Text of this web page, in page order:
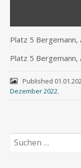
Platz 5
Platz 5
Published
Dezember 2022.
Suchen
nach: